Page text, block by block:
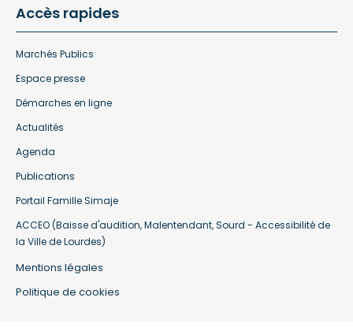
Accès rapides
Marchés Publics
Espace presse
Démarches en ligne
Actualités
Agenda
Publications
Portail Famille Simaje
ACCEO (Baisse d'audition, Malentendant, Sourd - Accessibilité de
la Ville de Lourdes)
Mentions légales
Politique de cookies